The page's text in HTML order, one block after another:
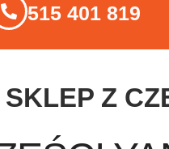
515 401 819
SKLEP Z